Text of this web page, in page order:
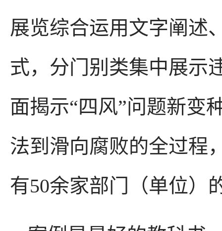
展览综合运用文字阐述
式，分门别类集中展示
面揭示“四风”问题新变
法到滑向腐败的全过程
有50余家部门（单位）